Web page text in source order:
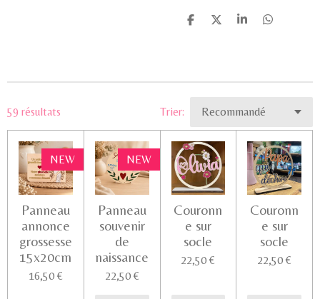
P
g
P
g
P
g
P
g
59 résultats Trier:
NEW
Panneau
annonce
grossesse
15x20cm
16,50 €
NEW
Panneau
souvenir
de
naissance
22,50 €
Couronn
e sur
socle
22,50 €
Couronn
e sur
socle
22,50 €